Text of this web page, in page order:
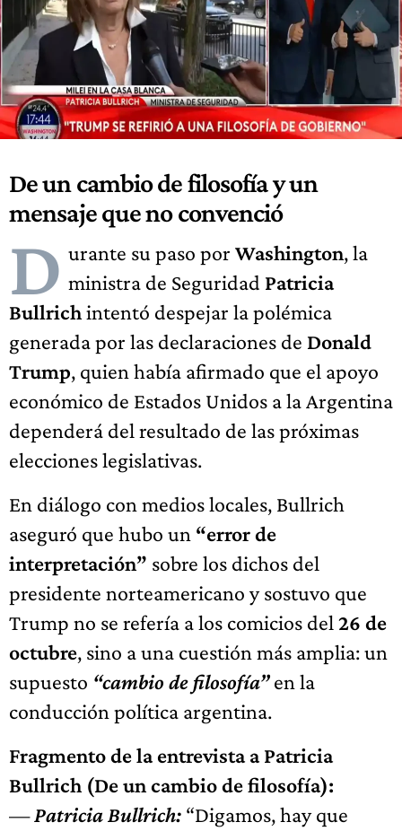
De un cambio de filosofía y un
mensaje que no convenció
D urante su paso por Washington, la
ministra de Seguridad Patricia
Bullrichintentó despejar la polémica
generada por las declaraciones de Donald
Trump, quien había afirmado que el apoyo
económico de Estados Unidos a la Argentina
dependerá del resultado de las próximas
elecciones legislativas.
En diálogo con medios locales, Bullrich
aseguró que hubo un “error de
interpretación” sobre los dichos del
presidente norteamericano y sostuvo que
Trump no se refería a los comicios del 26 de
octubre, sino a una cuestión más amplia: un
supuesto “cambio de filosofía”en la
conducción política argentina.
Fragmento de la entrevista aPatricia
Bullrich (De un cambio de filosofía):
—Patricia Bullrich: “Digamos, hay que